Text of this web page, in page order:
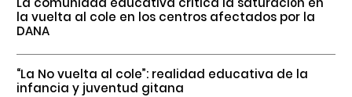
la vuelta al cole en los centros afectados por la
DANA
“La No vuelta al cole”: realidad educativa de la
infancia y juventud gitana